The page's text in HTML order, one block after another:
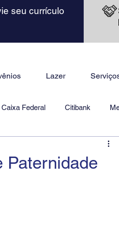
seu currículo
Lazer
Caixa Federal Citibank
Paternidade